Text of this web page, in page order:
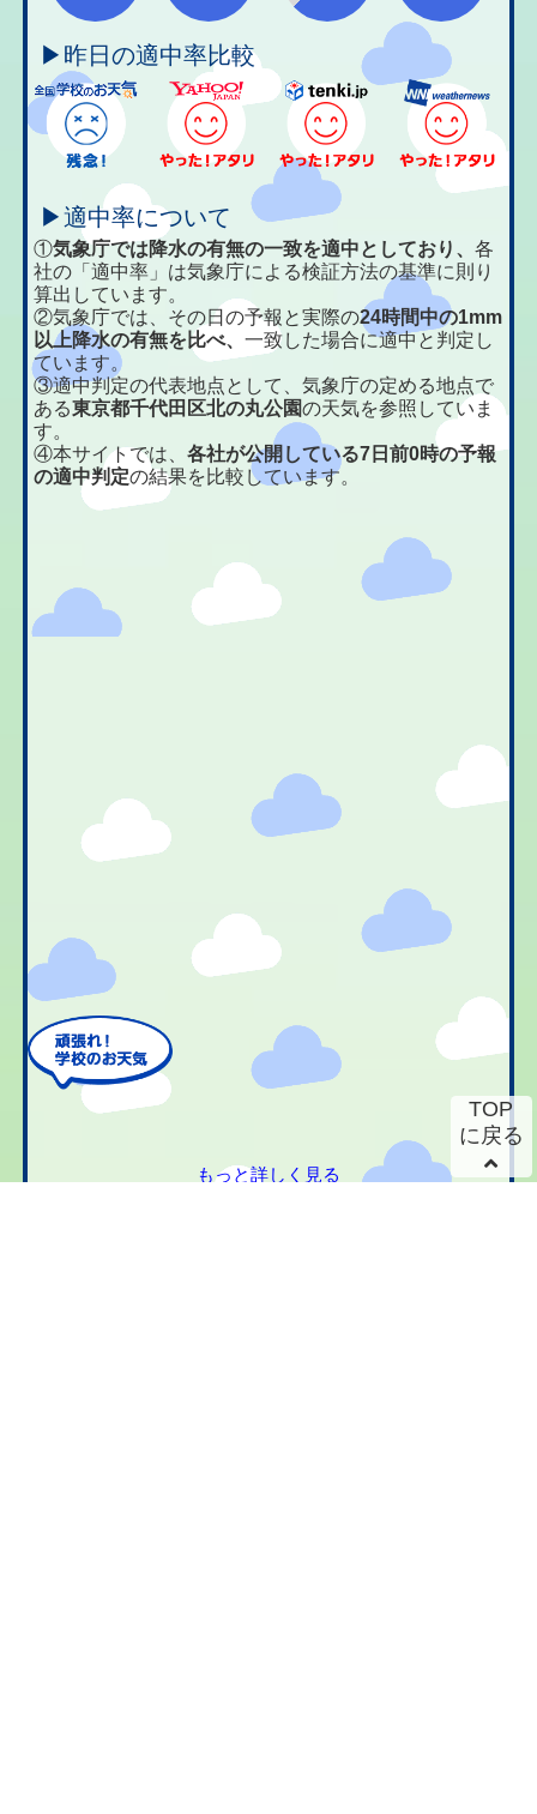
▶昨日の適中率比較
▶適中率について
①気象庁では降水の有無の一致を適中としており、各
社の「適中率」は気象庁による検証方法の基準に則り
算出しています。
②気象庁では、その日の予報と実際の24時間中の1mm
以上降水の有無を比べ、一致した場合に適中と判定し
ています。
③適中判定の代表地点として、気象庁の定める地点で
ある東京都千代田区北の丸公園の天気を参照していま
す。
④本サイトでは、各社が公開している7日前0時の予報
の適中判定の結果を比較しています。
もっと詳しく見る
TOP
に戻る